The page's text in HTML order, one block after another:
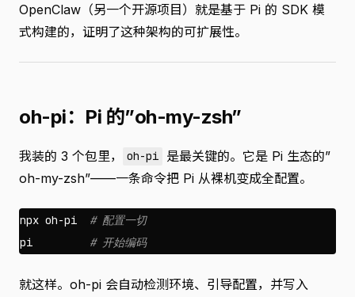
OpenClaw（另一个开源项目）就是基于 Pi 的 SDK 模
式构建的，证明了这种架构的可扩展性。
oh-pi：Pi 的”oh-my-zsh”
我装的 3 个包里， oh-pi
是最关键的。它是 Pi 生态的”
oh-my-zsh”——一条命令把 Pi 从裸机变成全配置。
npx oh-pi # 配置一切
pi # 开始编码
就这样。oh-pi 会自动检测环境、引导配置，并写入